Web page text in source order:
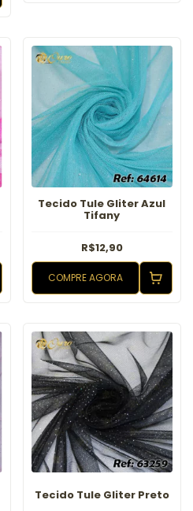
Tecido Tule Gliter Azul
Tifany
R$12,90
COMPRE AGORA
Tecido Tule Gliter Preto